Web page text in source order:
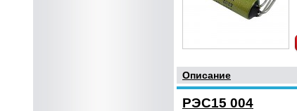
Описание
РЭС15 004